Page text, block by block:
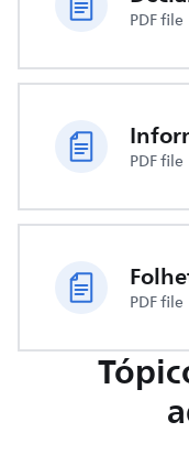
PDF file
PDF file
PDF file